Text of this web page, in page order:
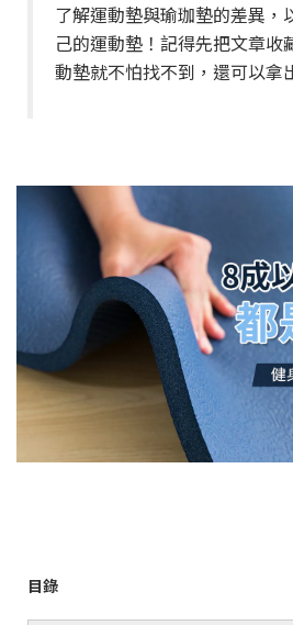
了解運動墊與瑜珈墊的差異，
己的運動墊！記得先把文章收
動墊就不怕找不到，還可以拿
目錄